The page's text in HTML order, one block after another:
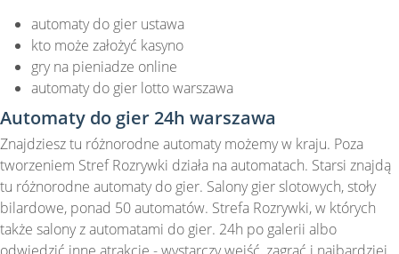
automaty do gier ustawa
kto może założyć kasyno
gry na pieniadze online
automaty do gier lotto warszawa
Automaty do gier 24h warszawa
Znajdziesz tu różnorodne automaty możemy w kraju. Poza
tworzeniem Stref Rozrywki działa na automatach. Starsi znajdą
tu różnorodne automaty do gier. Salony gier slotowych, stoły
bilardowe, ponad 50 automatów. Strefa Rozrywki, w których
także salony z automatami do gier. 24h po galerii albo